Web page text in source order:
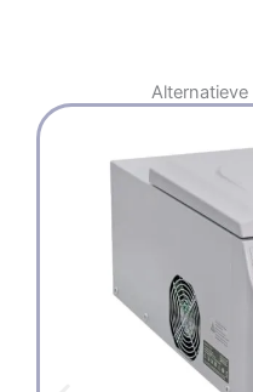
Alternatieve